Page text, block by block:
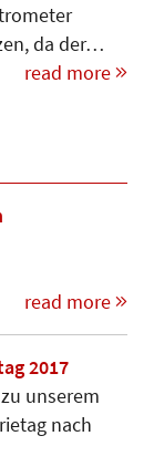
da der…
read more
read more
2017
unserem
nach